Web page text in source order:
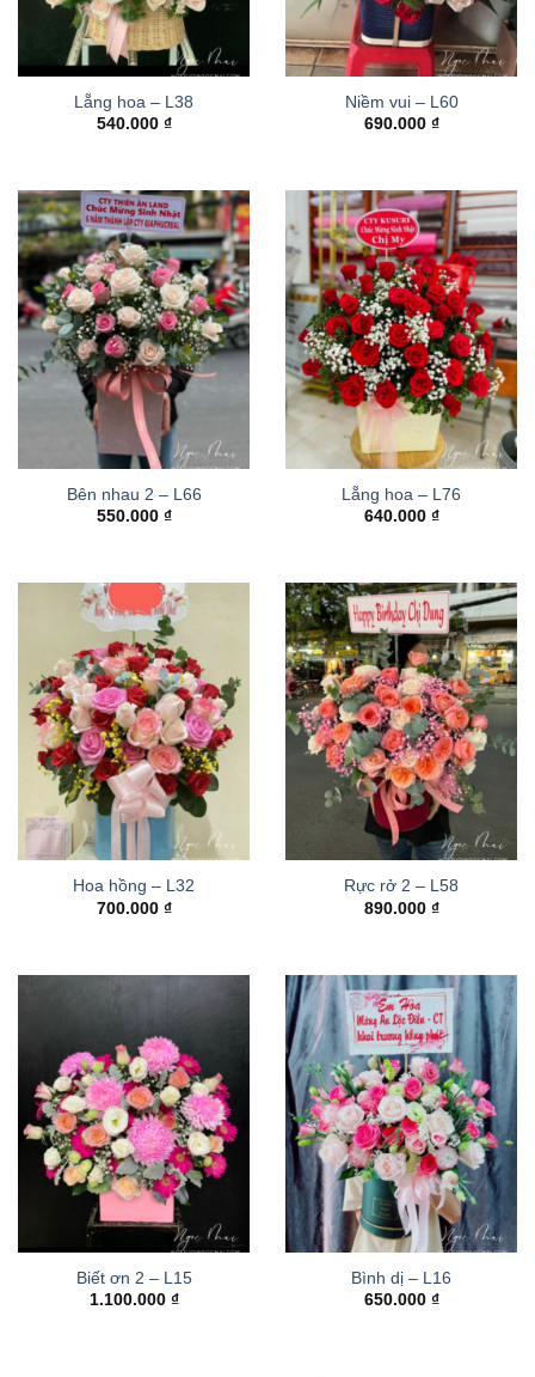
Lẵng hoa – L38
540.000 ₫
Niềm vui – L60
690.000 ₫
Bên nhau 2 – L66
550.000 ₫
Lẵng hoa – L76
640.000 ₫
Hoa hồng – L32
700.000 ₫
Rực rở 2 – L58
890.000 ₫
Biết ơn 2 – L15
1.100.000 ₫
Bình dị – L16
650.000 ₫